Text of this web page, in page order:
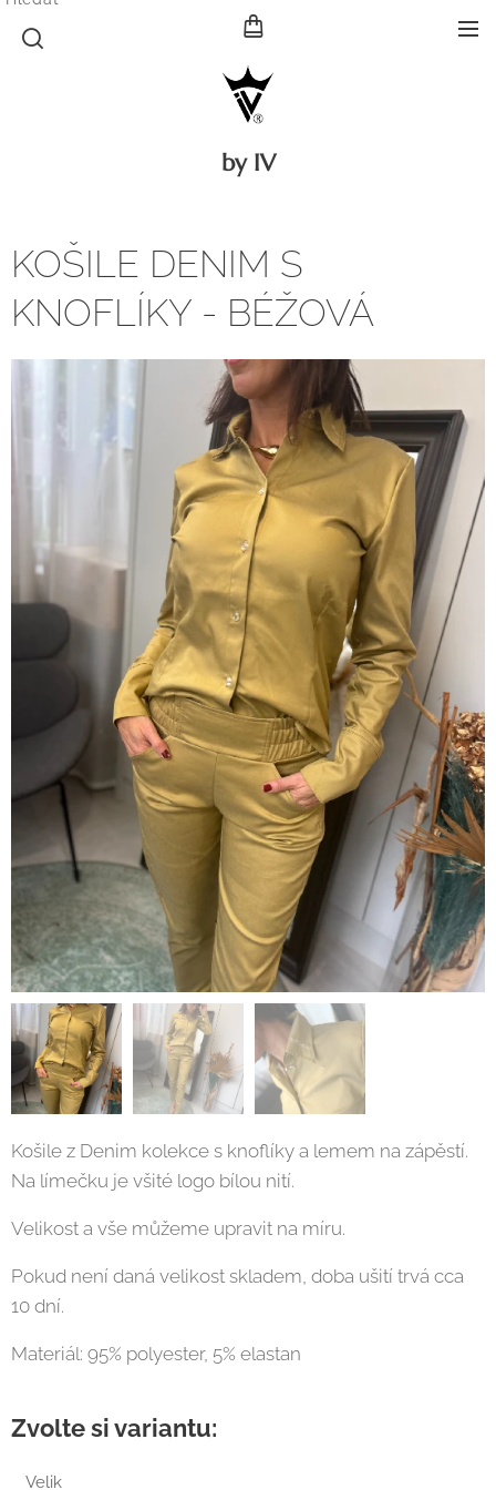
by IV
KOŠILE DENIM S
KNOFLÍKY - BÉŽOVÁ
Košile z Denim kolekce s knoflíky a lemem na zápěstí.
Na límečku je všité logo bílou nití.
Velikost a vše můžeme upravit na míru.
Pokud není daná velikost skladem, doba ušití trvá cca
10 dní.
Materiál: 95% polyester, 5% elastan
Zvolte si variantu:
Velik